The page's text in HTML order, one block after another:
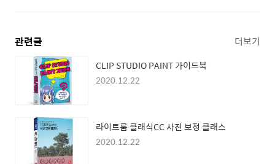
관련글 더보기
CLIP STUDIO PAINT 가이드북
2020.12.22
라이트룸 클래식CC 사진 보정 클래스
2020.12.22